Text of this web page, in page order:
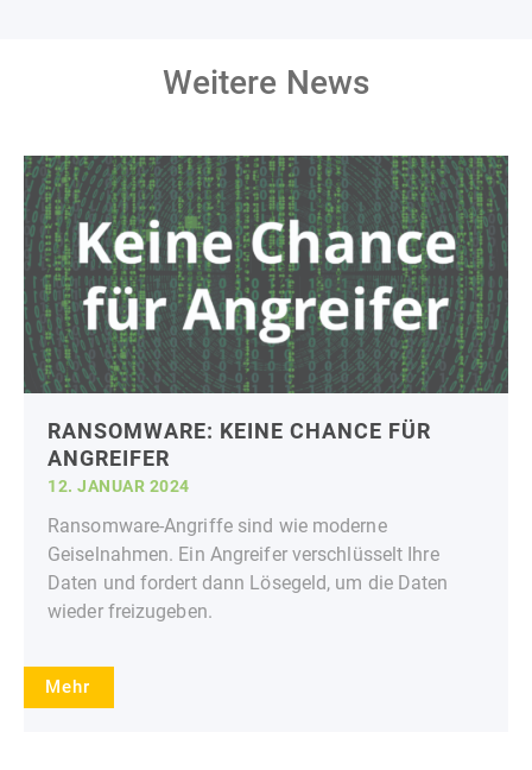
Weitere News
RANSOMWARE: KEINE CHANCE FÜR
ANGREIFER
12. JANUAR 2024
Ransomware-Angriffe sind wie moderne
Geiselnahmen. Ein Angreifer verschlüsselt Ihre
Daten und fordert dann Lösegeld, um die Daten
wieder freizugeben.
Mehr